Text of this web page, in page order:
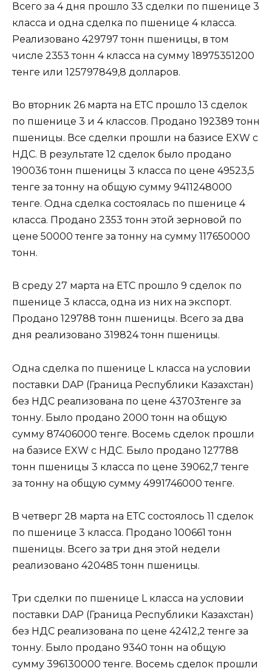
Всего за 4 дня прошло 33 сделки по пшенице 3
класса и одна сделка по пшенице 4 класса.
Реализовано 429797 тонн пшеницы, в том
числе 2353 тонн 4 класса на сумму 18975351200
тенге или 125797849,8 долларов.
Во вторник 26 марта на ЕТС прошло 13 сделок
по пшенице 3 и 4 классов. Продано 192389 тонн
пшеницы. Все сделки прошли на базисе EXW c
НДС. В результате 12 сделок было продано
190036 тонн пшеницы 3 класса по цене 49523,5
тенге за тонну на общую сумму 9411248000
тенге. Одна сделка состоялась по пшенице 4
класса. Продано 2353 тонн этой зерновой по
цене 50000 тенге за тонну на сумму 117650000
тонн.
В среду 27 марта на ЕТС прошло 9 сделок по
пшенице 3 класса, одна из них на экспорт.
Продано 129788 тонн пшеницы. Всего за два
дня реализовано 319824 тонн пшеницы.
Одна сделка по пшенице L класса на условии
поставки DAP (Граница Республики Казахстан)
без НДС реализована по цене 43703тенге за
тонну. Было продано 2000 тонн на общую
сумму 87406000 тенге. Восемь сделок прошли
на базисе EXW c НДС. Было продано 127788
тонн пшеницы 3 класса по цене 39062,7 тенге
за тонну на общую сумму 4991746000 тенге.
В четверг 28 марта на ЕТС состоялось 11 сделок
по пшенице 3 класса. Продано 100661 тонн
пшеницы. Всего за три дня этой недели
реализовано 420485 тонн пшеницы.
Три сделки по пшенице L класса на условии
поставки DAP (Граница Республики Казахстан)
без НДС реализована по цене 42412,2 тенге за
тонну. Было продано 9340 тонн на общую
сумму 396130000 тенге. Восемь сделок прошли